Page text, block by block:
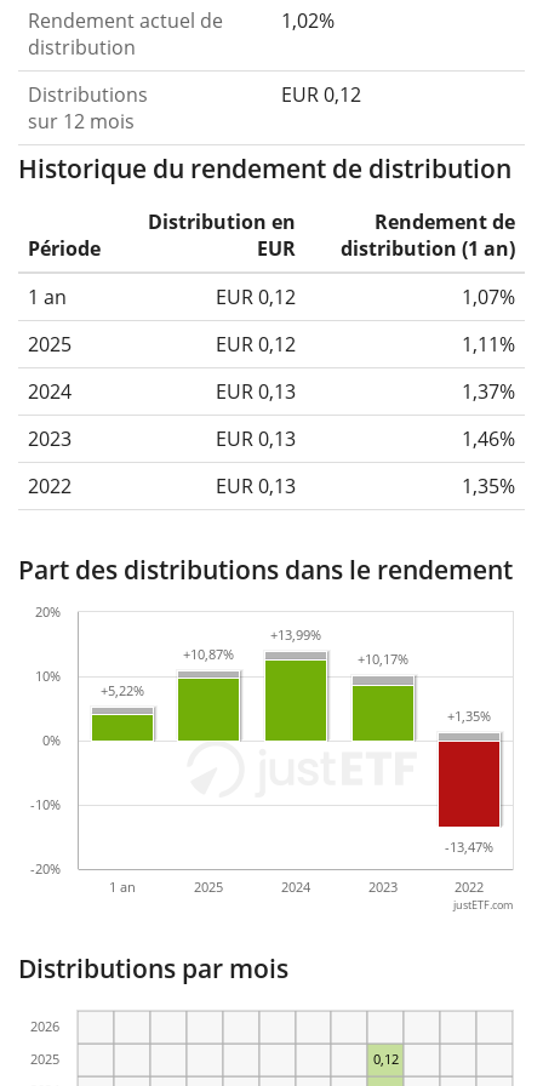
Rendement actuel de
distribution
1,02%
Distributions
sur 12 mois
EUR 0,12
Historique du rendement de distribution
Période
Distribution en
EUR
Rendement de
distribution (1 an)
1 an
EUR 0,12
1,07%
2025
EUR 0,12
1,11%
2024
EUR 0,13
1,37%
2023
EUR 0,13
1,46%
2022
EUR 0,13 1,35%
Part des distributions dans le rendement
-13,47%
-13,47%
+5,22%
+5,22%
+10,87%
+10,87%
+13,99%
+13,99%
+10,17%
+10,17%
+1,35%
+1,35%
1 an 2025 2024 2023 2022
-20%
-10%
0%
10%
20%
justETF.com
Distributions par mois
0,12
2025
2026